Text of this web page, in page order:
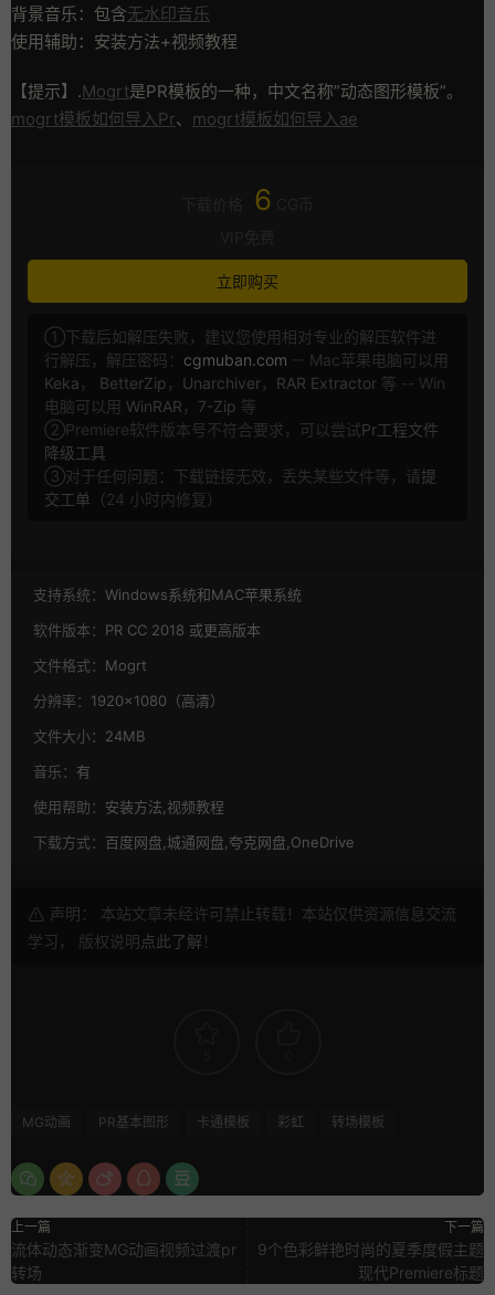
背景音乐：包含无水印音乐
使用辅助：安装方法+视频教程
【提示】.Mogrt是PR模板的一种，中文名称”动态图形模板”。
mogrt模板如何导入Pr、 mogrt模板如何导入ae
6
立即购买
①下载后如解压失败，建议您使用相对专业的解压软件进
行解压，解压密码： cgmuban.com -- Mac苹果电脑可以用
Keka ， BetterZip ， Unarchiver， RAR Extractor 等 -- Win
电脑可以用 WinRAR ， 7-Zip 等
②Premiere软件版本号不符合要求，可以尝试Pr工程文件
降级工具
③对于任何问题：下载链接无效，丢失某些文件等，请提
交工单 （24 小时内修复）
支持系统： Windows系统和MAC苹果系统
软件版本： PR CC 2018 或更高版本
文件格式： Mogrt
分辨率： 1920×1080（高清）
文件大小： 24MB
音乐： 有
使用帮助： 安装方法,视频教程
下载方式： 百度网盘,城通网盘,夸克网盘,OneDrive
声明： 本站文章未经许可禁止转载！本站仅供资源信息交流
学习， 版权说明点此了解 ！
MG动画 PR基本图形 卡通模板 彩虹 转场模板
上一篇
流体动态渐变MG动画视频过渡pr
转场
下一篇
9个色彩鲜艳时尚的夏季度假主题
现代Premiere标题